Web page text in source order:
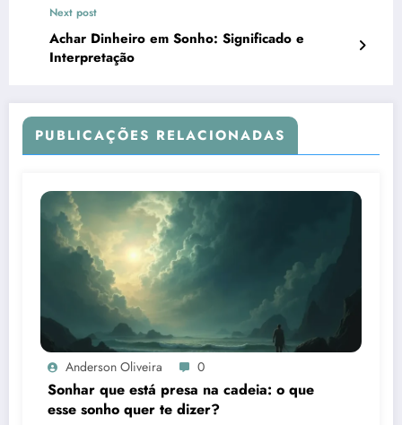
Next post
Achar Dinheiro em Sonho: Significado e
Interpretação
PUBLICAÇÕES RELACIONADAS
Anderson Oliveira 0
Sonhar que está presa na cadeia: o que
esse sonho quer te dizer?